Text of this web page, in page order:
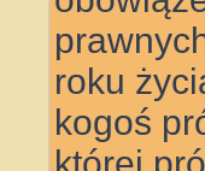
roku
kogoś